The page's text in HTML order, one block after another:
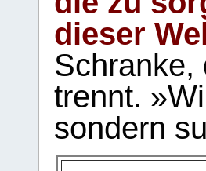
dieser
Schranke,
trennt.
sondern